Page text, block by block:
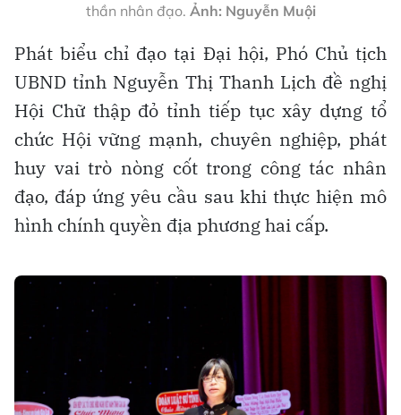
thần nhân đạo. Ảnh: Nguyễn Muội
Phát biểu chỉ đạo tại Đại hội, Phó Chủ tịch
UBND tỉnh Nguyễn Thị Thanh Lịch đề nghị
Hội Chữ thập đỏ tỉnh tiếp tục xây dựng tổ
chức Hội vững mạnh, chuyên nghiệp, phát
huy vai trò nòng cốt trong công tác nhân
đạo, đáp ứng yêu cầu sau khi thực hiện mô
hình chính quyền địa phương hai cấp.